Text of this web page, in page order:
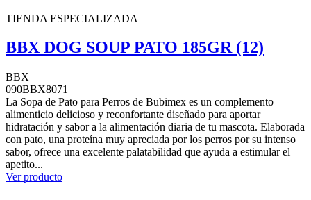
TIENDA ESPECIALIZADA
BBX DOG SOUP PATO 185GR (12)
BBX
090BBX8071
La Sopa de Pato para Perros de Bubimex es un complemento
alimenticio delicioso y reconfortante diseñado para aportar
hidratación y sabor a la alimentación diaria de tu mascota. Elaborada
con pato, una proteína muy apreciada por los perros por su intenso
sabor, ofrece una excelente palatabilidad que ayuda a estimular el
apetito...
Ver producto